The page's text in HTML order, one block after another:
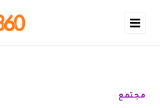
مجتمع